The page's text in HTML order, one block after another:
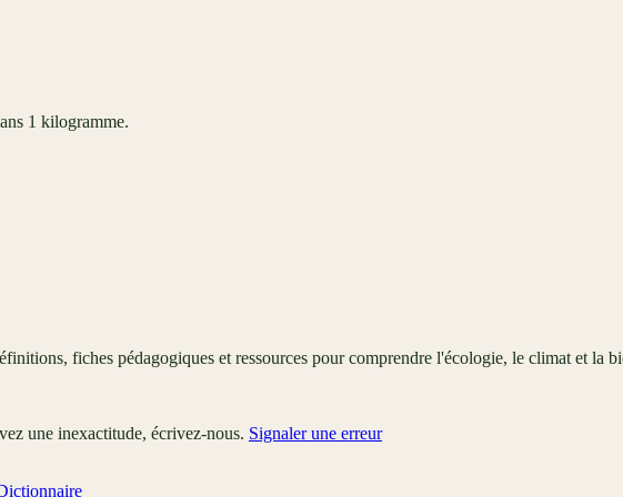
1 kilogramme.
fiches pédagogiques et ressources pour comprendre l'écologie, le climat et la
une inexactitude, écrivez-nous. Signaler une erreur